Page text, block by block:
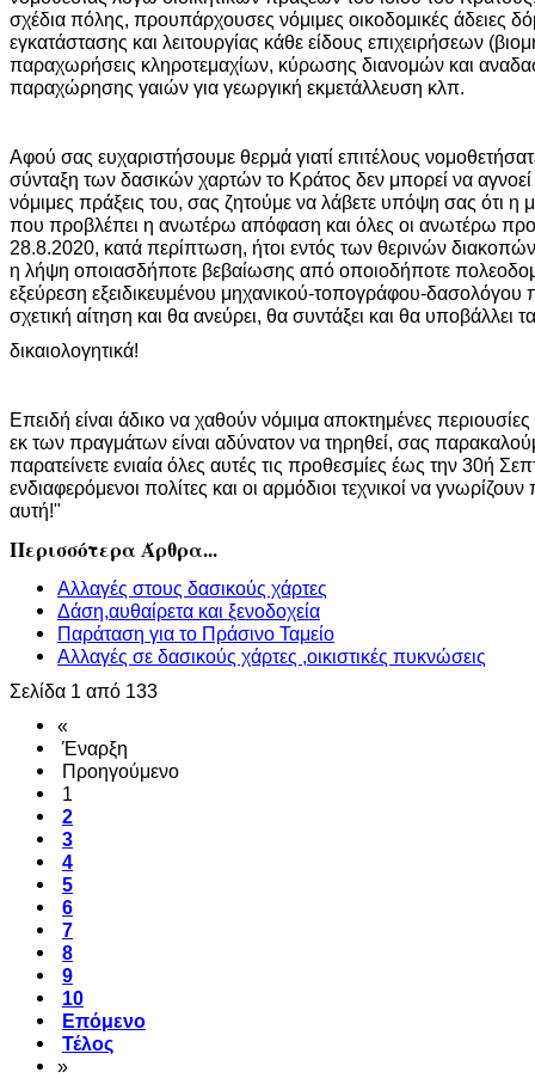
σχέδια πόλης, προυπάρχουσες νόμιμες οικοδομικές άδειες
εγκατάστασης και λειτουργίας κάθε είδους επιχειρήσεων
παραχωρήσεις κληροτεμαχίων, κύρωσης διανομών και
παραχώρησης γαιών για γεωργική εκμετάλλευση κλπ.
Αφού σας ευχαριστήσουμε θερμά γιατί επιτέλους
σύνταξη των δασικών χαρτών το Κράτος δεν μπορεί να αγνοεί
νόμιμες πράξεις του, σας ζητούμε να λάβετε υπόψη σας ότι η
που προβλέπει η ανωτέρω απόφαση και όλες οι ανωτέρω
28.8.2020, κατά περίπτωση, ήτοι εντός των θερινών
η λήψη οποιασδήποτε βεβαίωσης από οποιοδήποτε
εξεύρεση εξειδικευμένου μηχανικού-τοπογράφου-
σχετική αίτηση και θα ανεύρει, θα συντάξει και θα υποβάλλει
δικαιολογητικά!
Επειδή είναι άδικο να χαθούν νόμιμα αποκτημένες
εκ των πραγμάτων είναι αδύνατον να τηρηθεί, σας
παρατείνετε ενιαία όλες αυτές τις προθεσμίες έως την 30ή
ενδιαφερόμενοι πολίτες και οι αρμόδιοι τεχνικοί να
αυτή!"
Περισσότερα Άρθρα...
Αλλαγές στους δασικούς χάρτες
Δάση,αυθαίρετα και ξενοδοχεία
Παράταση για το Πράσινο Ταμείο
Αλλαγές σε δασικούς χάρτες ,οικιστικές πυκνώσεις
Σελίδα 1 από 133
«
Έναρξη
Προηγούμενο
1
2
3
4
5
6
7
8
9
10
Επόμενο
Τέλος
»